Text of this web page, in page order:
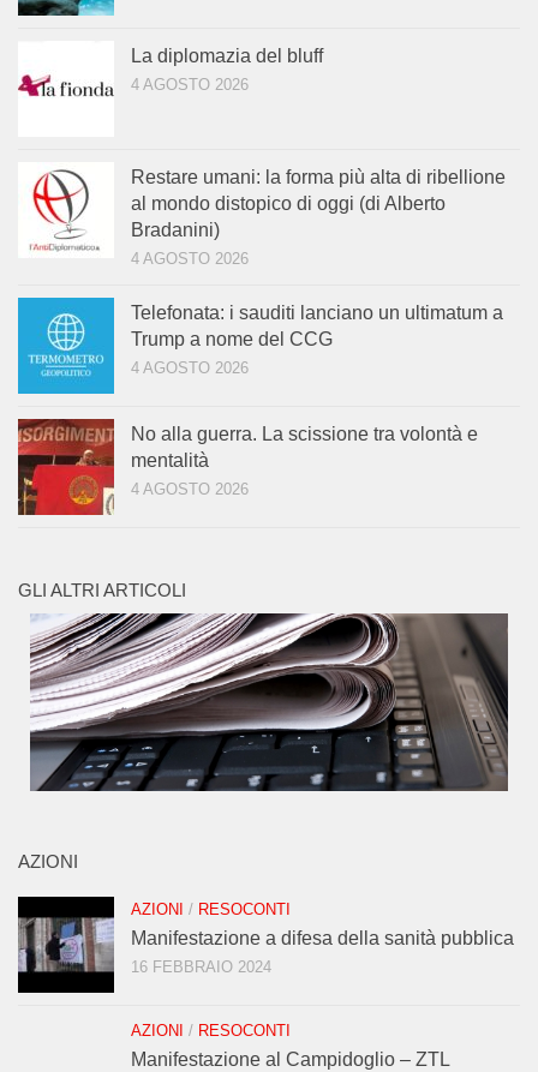
La diplomazia del bluff
4 AGOSTO 2026
Restare umani: la forma più alta di ribellione
al mondo distopico di oggi (di Alberto
Bradanini)
4 AGOSTO 2026
Telefonata: i sauditi lanciano un ultimatum a
Trump a nome del CCG
4 AGOSTO 2026
No alla guerra. La scissione tra volontà e
mentalità
4 AGOSTO 2026
GLI ALTRI ARTICOLI
AZIONI
AZIONI / RESOCONTI
Manifestazione a difesa della sanità pubblica
16 FEBBRAIO 2024
AZIONI / RESOCONTI
Manifestazione al Campidoglio – ZTL